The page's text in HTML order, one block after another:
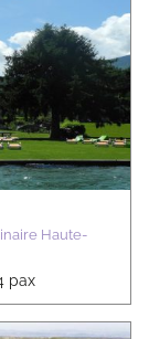
Haute-
pax